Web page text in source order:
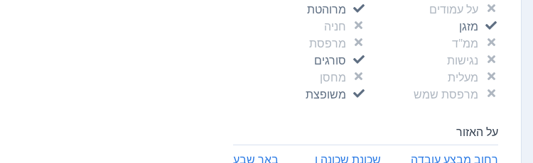
על עמודים
מרוהטת
מזגן
חניה
ממ"ד
מרפסת
נגישות
סורגים
מעלית
מחסן
מרפסת שמש
משופצת
על האזור
רחוב מבצע עובדה שכונת שכונה ו באר שבע